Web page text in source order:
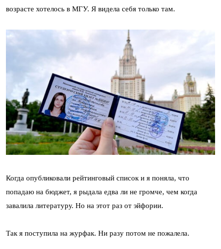
возрасте хотелось в МГУ. Я видела себя только там.
Когда опубликовали рейтинговый список и я поняла, что
попадаю на бюджет, я рыдала едва ли не громче, чем когда
завалила литературу. Но на этот раз от эйфории.
Так я поступила на журфак. Ни разу потом не пожалела.